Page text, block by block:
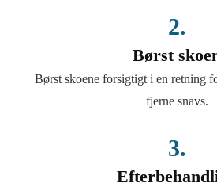
2.
Børst
Børst skoene forsigtigt i en retning
fjerne snavs.
3.